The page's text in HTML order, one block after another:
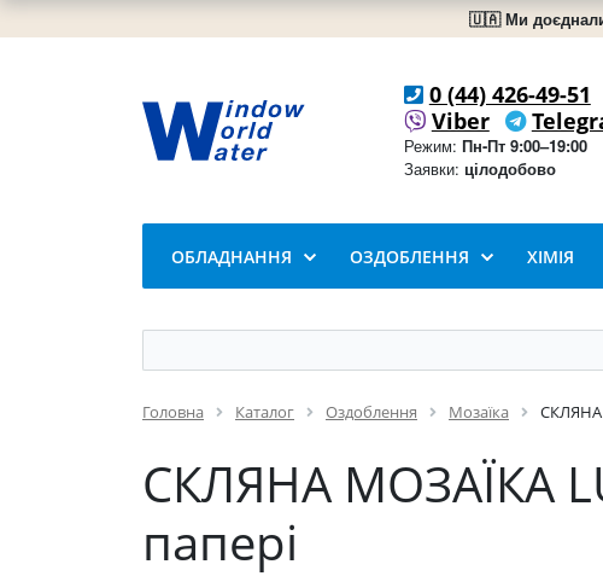
🇺🇦 Ми
0 (44) 426-49-51
Viber
Режим: Пн-Пт 9:00–19:00
Заявки: цілодобово
ОБЛАДНАННЯ ОЗДОБЛЕННЯ ХІМІЯ
Головна Каталог Оздоблення Мозаїка СКЛЯНА
СКЛЯНА МОЗАЇКА
папері